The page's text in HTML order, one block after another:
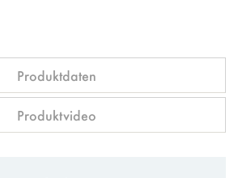
Produktdaten
Produktvideo